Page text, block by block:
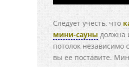
Следует учесть, что
мини-сауны должна
потолок независимо
вы ее поставите.